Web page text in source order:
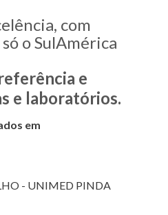
com
o SulAmérica
e
e laboratórios.
em
- UNIMED PINDA